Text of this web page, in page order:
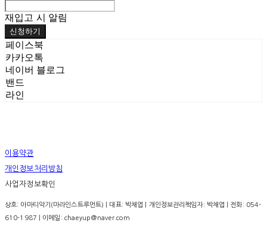
재입고 시 알림
신청하기
페이스북
카카오톡
네이버 블로그
밴드
라인
이용약관
개인정보처리방침
사업자정보확인
상호: 아마티악기(마라인스트루먼트) | 대표: 박채엽 | 개인정보관리책임자: 박채엽 | 전화: 054-
610-1987 | 이메일: chaeyup@naver.com